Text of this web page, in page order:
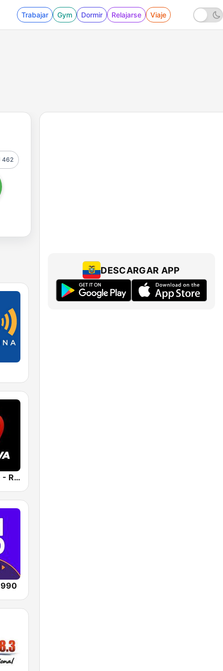
Trabajar Gym Dormir Relajarse Viaje
462
Positiva 90.9 - Radio Mitre Corrientes
990
DESCARGAR APP